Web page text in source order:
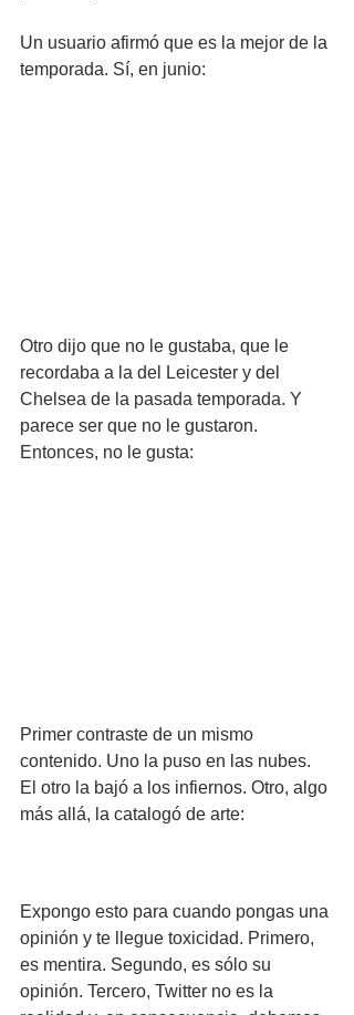
Un usuario afirmó que es la mejor de la
temporada. Sí, en junio:
Otro dijo que no le gustaba, que le
recordaba a la del Leicester y del
Chelsea de la pasada temporada. Y
parece ser que no le gustaron.
Entonces, no le gusta:
Primer contraste de un mismo
contenido. Uno la puso en las nubes.
El otro la bajó a los infiernos. Otro, algo
más allá, la catalogó de arte:
Expongo esto para cuando pongas una
opinión y te llegue toxicidad. Primero,
es mentira. Segundo, es sólo su
opinión. Tercero, Twitter no es la